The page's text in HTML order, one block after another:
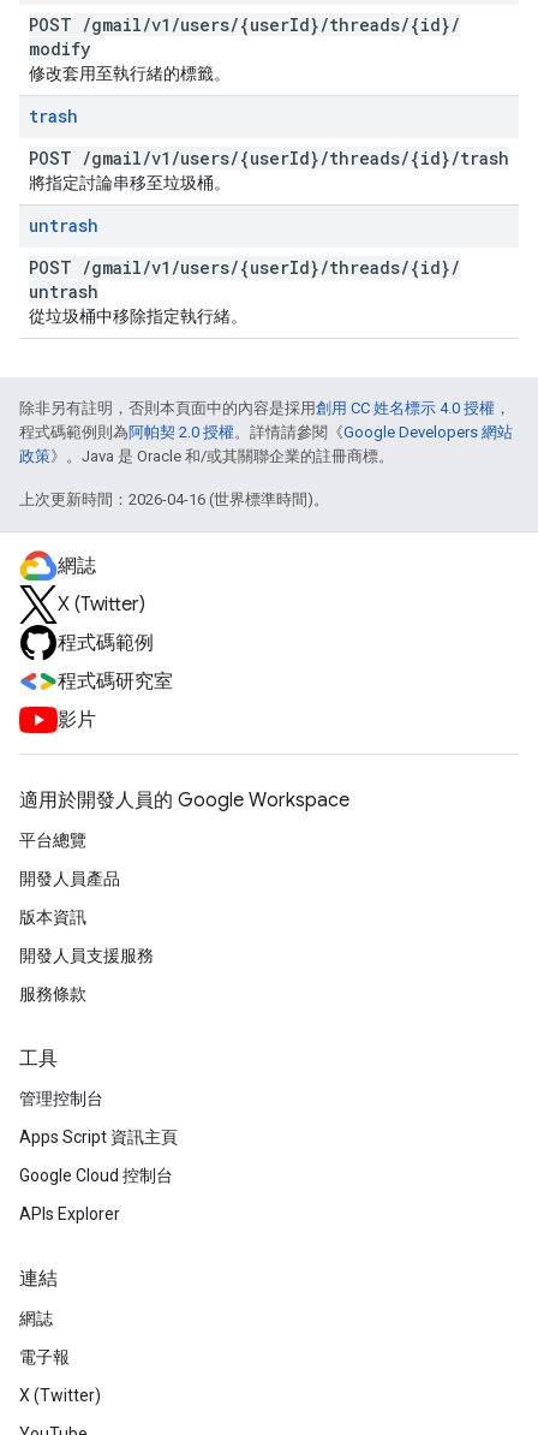
POST /gmail/v1 /users/{userId}/threads/{id}/
modify
修改套用至執行緒的標籤。
trash
POST /gmail/v1 /users/{userId}/threads/{id}/trash
將指定討論串移至垃圾桶。
untrash
POST /gmail/v1 /users/{userId}/threads/{id}/
untrash
從垃圾桶中移除指定執行緒。
除非另有註明，否則本頁面中的內容是採用創用 CC 姓名標示 4.0 授權 ，
程式碼範例則為阿帕契 2.0 授權。詳情請參閱《Google Developers 網站
政策》。Java 是 Oracle 和/或其關聯企業的註冊商標。
上次更新時間：2026-04-16 (世界標準時間)。
網誌
X (Twitter)
程式碼範例
程式碼研究室
影片
適用於開發人員的 Google Workspace
平台總覽
開發人員產品
版本資訊
開發人員支援服務
服務條款
工具
管理控制台
Apps Script 資訊主頁
Google Cloud 控制台
APIs Explorer
連結
網誌
電子報
X (Twitter)